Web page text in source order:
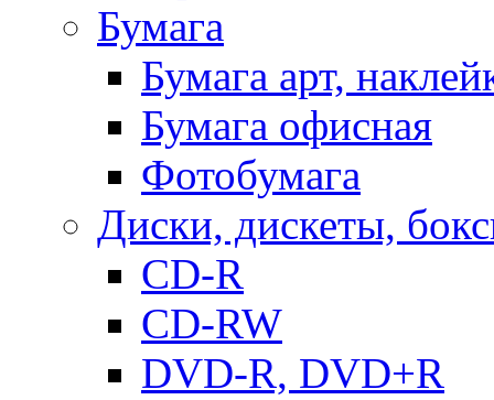
Бумага
Бумага арт,
Бумага офисная
Фотобумага
Диски, дискеты,
CD-R
CD-RW
DVD-R, DVD+R